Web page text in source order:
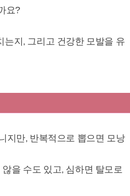
요?
는지, 그리고 건강한 모발을 유
지만, 반복적으로 뽑으면 모낭
을 수도 있고, 심하면 탈모로